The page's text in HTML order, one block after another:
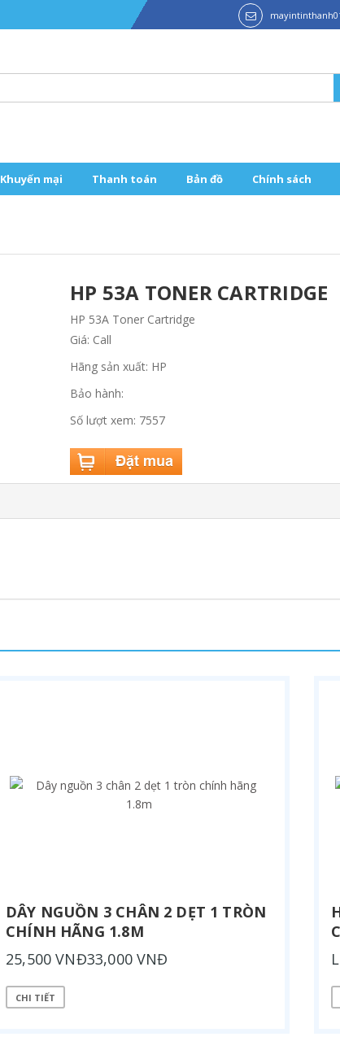
Khuyến mại Thanh toán Bản đồ Chính sách
HP 53A TONER CARTRIDGE
HP 53A Toner Cartridge
Giá: Call
Hãng sản xuất: HP
Bảo hành:
Số lượt xem: 7557
DÂY NGUỒN 3 CHÂN 2 DẸT 1 TRÒN
CHÍNH HÃNG 1.8M
25,500 VNĐ33,000 VNĐ
CHI TIẾT